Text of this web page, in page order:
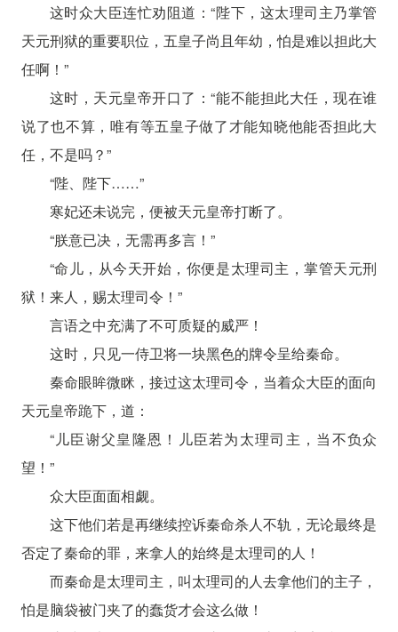
这时众大臣连忙劝阻道：“陛下，这太理司主乃掌管
天元刑狱的重要职位，五皇子尚且年幼，怕是难以担此大
任啊！”
这时，天元皇帝开口了：“能不能担此大任，现在谁
说了也不算，唯有等五皇子做了才能知晓他能否担此大
任，不是吗？”
“陛、陛下……”
寒妃还未说完，便被天元皇帝打断了。
“朕意已决，无需再多言！”
“命儿，从今天开始，你便是太理司主，掌管天元刑
狱！来人，赐太理司令！”
言语之中充满了不可质疑的威严！
这时，只见一侍卫将一块黑色的牌令呈给秦命。
秦命眼眸微眯，接过这太理司令，当着众大臣的面向
天元皇帝跪下，道：
“儿臣谢父皇隆恩！儿臣若为太理司主，当不负众
望！”
众大臣面面相觑。
这下他们若是再继续控诉秦命杀人不轨，无论最终是
否定了秦命的罪，来拿人的始终是太理司的人！
而秦命是太理司主，叫太理司的人去拿他们的主子，
怕是脑袋被门夹了的蠢货才会这么做！